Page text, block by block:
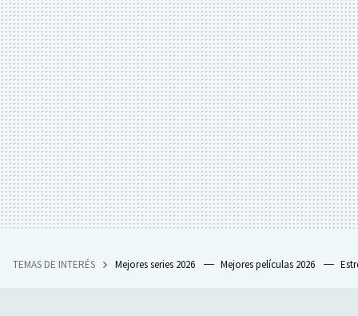
TEMAS DE INTERÉS Mejores series 2026 Mejores películas 2026